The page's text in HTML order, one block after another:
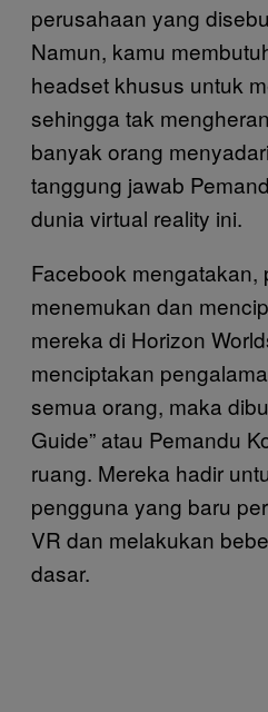
perusahaan yang
Namun, kamu
headset khusus untuk
sehingga tak
banyak orang
tanggung jawab
dunia virtual reality ini.
Facebook mengatakan,
menemukan dan
mereka di Horizon
menciptakan
semua orang, maka
Guide” atau Pemandu
ruang. Mereka hadir
pengguna yang baru
VR dan melakukan
dasar.